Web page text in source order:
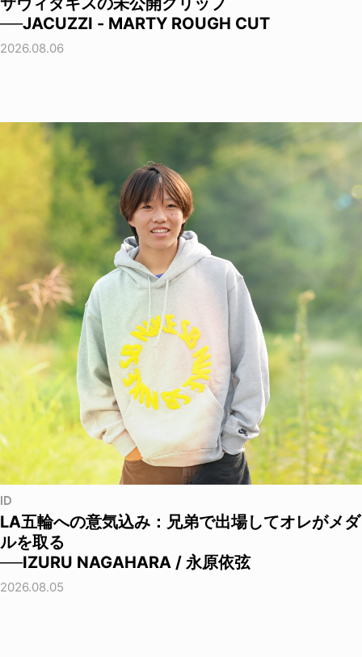
──JACUZZI - MARTY ROUGH CUT
2026.08.06
ID
LA五輪への意気込み：兄弟で出場してオレがメダ
ルを取る
──IZURU NAGAHARA / 永原依弦
2026.08.05